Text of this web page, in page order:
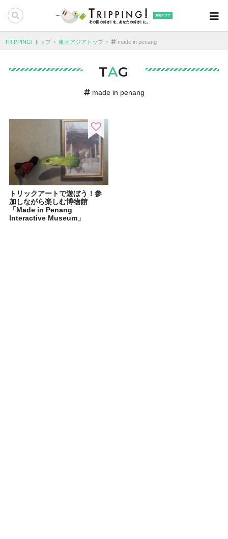
東南アジア
TRIPPING! トップ 東南アジアトップ made in penang
TAG
made in penang
トリックアートで遊ぼう！参
加しながら楽しむ博物館
「Made in Penang
Interactive Museum」